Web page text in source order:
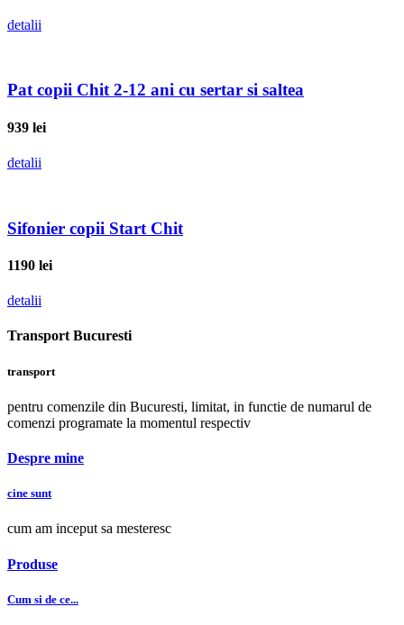
detalii
Pat copii Chit 2-12 ani cu sertar si saltea
939 lei
detalii
Sifonier copii Start Chit
1190 lei
detalii
Transport Bucuresti
transport
pentru comenzile din Bucuresti, limitat, in functie de numarul de
comenzi programate la momentul respectiv
Despre mine
cine sunt
cum am inceput sa mesteresc
Produse
Cum si de ce...